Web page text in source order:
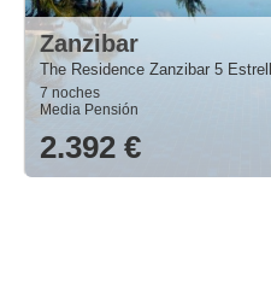
Zanzibar
The Residence Zanzibar 5
7 noches
Media Pensión
2.392 €